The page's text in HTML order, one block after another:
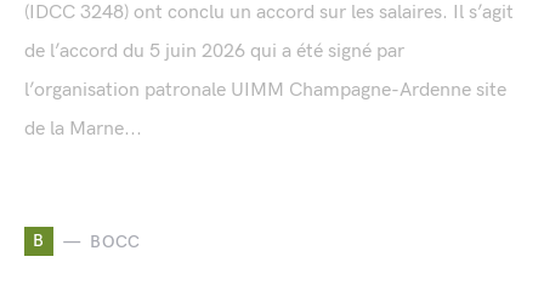
(IDCC 3248) ont conclu un accord sur les salaires. Il s’agit
de l’accord du 5 juin 2026 qui a été signé par
l’organisation patronale UIMM Champagne-Ardenne site
de la Marne...
B BOCC